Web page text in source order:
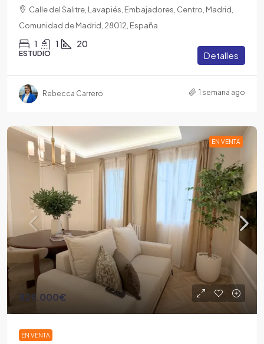
Calle del Salitre, Lavapiés, Embajadores, Centro, Madrid,
Comunidad de Madrid, 28012, España
1 1 20
ESTUDIO Detalles
Rebecca Carrero 1 semana ago
EN VENTA
829.000€
EN VENTA